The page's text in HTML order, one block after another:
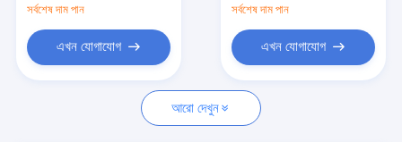
মামলা
একটি উদ্ধৃতি অনুরোধ করুন
সর্বশেষ দাম পান
এখন যোগাযোগ
সর্বশেষ দাম পান
এখন যোগাযোগ
আরো দেখুন